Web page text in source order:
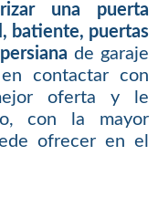
una puerta
batiente, puertas
de garaje
contactar con
oferta y le
con la mayor
ofrecer en el